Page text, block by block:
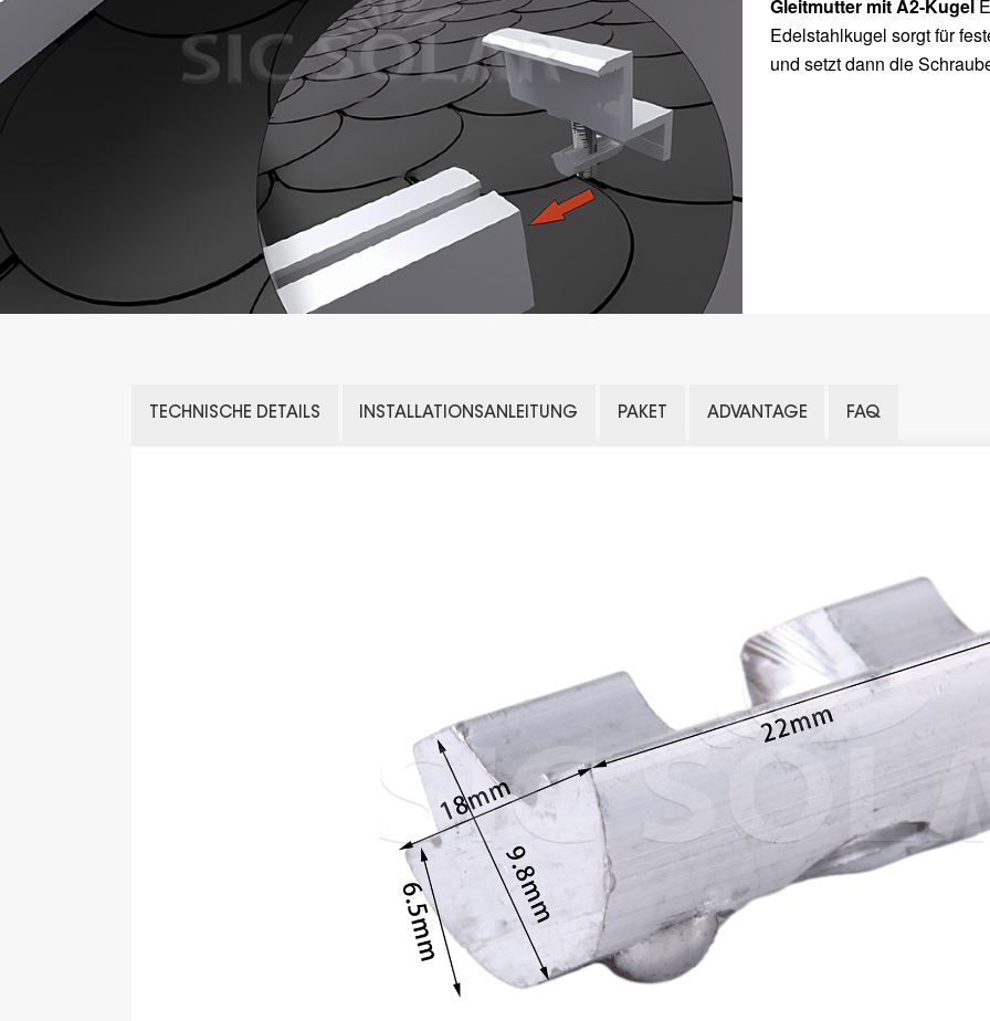
Gleitmutter mit A2-Kugel
Edelstahlkugel sorgt für
und setzt dann die
TECHNISCHE DETAILS INSTALLATIONSANLEITUNG PAKET ADVANTAGE FAQ